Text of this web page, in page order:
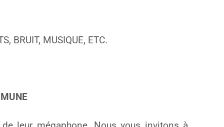
BRUIT, MUSIQUE, ETC.